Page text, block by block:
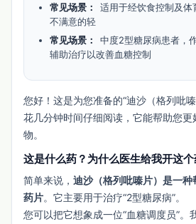
常见场景：
适用于经饮食控制及
不满意的轻
常见场景：
中度2型糖尿病患者，
辅助治疗以改善血糖控制
您好！这是为您准备的“迪沙（格列吡
花几分钟时间仔细阅读，它能帮助您
物。
这是什么药？为什么医生给我开这个
简单来说， 迪沙（格列吡嗪片）是一
药片。它主要用于治疗“2型糖尿病”。
您可以把它想象成一位“血糖调度员”。